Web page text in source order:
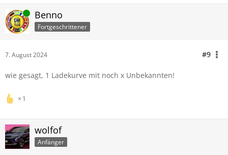
Online Benno
Fortgeschrittener
7. August 2024 #9
wie gesagt, 1 Ladekurve mit noch x Unbekannten!
1
wolfof
Anfänger